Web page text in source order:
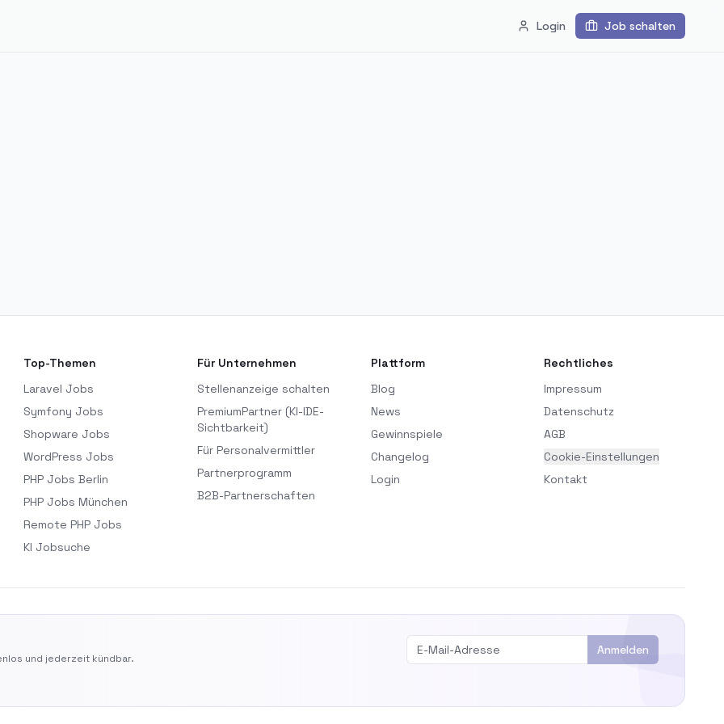
Login Job schalten
Top-Themen
Laravel Jobs
Symfony Jobs
Shopware Jobs
WordPress Jobs
PHP Jobs Berlin
PHP Jobs München
Remote PHP Jobs
KI Jobsuche
Für Unternehmen
Stellenanzeige schalten
PremiumPartner (KI-IDE-
Sichtbarkeit)
Für Personalvermittler
Partnerprogramm
B2B-Partnerschaften
Plattform
Blog
News
Gewinnspiele
Changelog
Login
Rechtliches
Impressum
Datenschutz
AGB
Cookie-Einstellungen
Kontakt
und jederzeit kündbar.
Anmelden